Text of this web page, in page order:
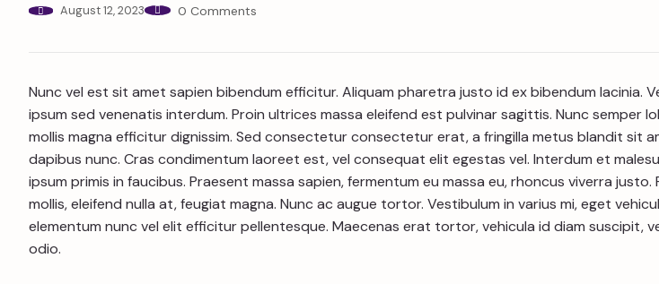
August 12, 2023 0 Comments
Nunc vel est sit amet sapien bibendum efficitur. Aliquam pharetra justo id ex bibendum lacinia.
ipsum sed venenatis interdum. Proin ultrices massa eleifend est pulvinar sagittis. Nunc semper
mollis magna efficitur dignissim. Sed consectetur consectetur erat, a fringilla metus blandit sit
dapibus nunc. Cras condimentum laoreet est, vel consequat elit egestas vel. Interdum et
ipsum primis in faucibus. Praesent massa sapien, fermentum eu massa eu, rhoncus viverra justo.
mollis, eleifend nulla at, feugiat magna. Nunc ac augue tortor. Vestibulum in varius mi, eget
elementum nunc vel elit efficitur pellentesque. Maecenas erat tortor, vehicula id diam suscipit,
odio.